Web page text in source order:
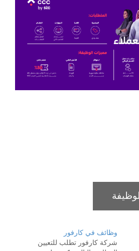
وظائف في كارفور
شركة كارفور تطلب للتعيين